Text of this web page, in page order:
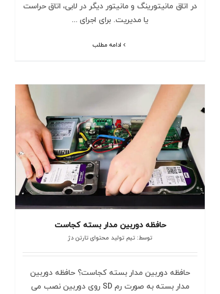
در اتاق مانیتورینگ و مانیتور دیگر در لابی، اتاق حراست
یا مدیریت. برای اجرای ...
ادامه مطلب
حافظه دوربین مدار بسته کجاست
توسط: تیم تولید محتوای تارتن دژ
حافظه دوربین مدار بسته کجاست؟ حافظه دوربین
مدار بسته به صورت رم SD روی دوربین نصب می